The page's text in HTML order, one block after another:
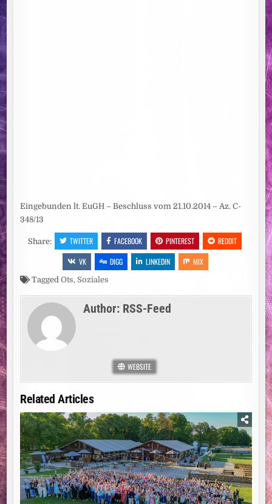
Eingebunden lt. EuGH – Beschluss vom 21.10.2014 – Az. C-
348/13
Share: TWITTER FACEBOOK PINTEREST
REDDIT
VK
DIGG LINKEDIN MIX
TaggedOts, Soziales
Author: RSS-Feed
WEBSITE
Related Articles